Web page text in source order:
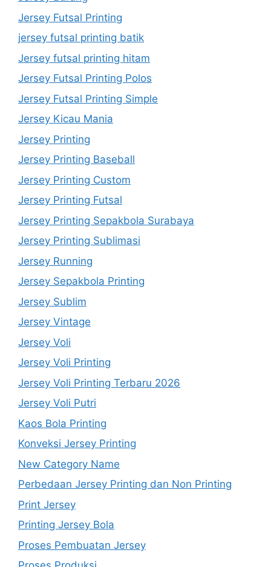
Jersey Futsal Printing
jersey futsal printing batik
Jersey futsal printing hitam
Jersey Futsal Printing Polos
Jersey Futsal Printing Simple
Jersey Kicau Mania
Jersey Printing
Jersey Printing Baseball
Jersey Printing Custom
Jersey Printing Futsal
Jersey Printing Sepakbola Surabaya
Jersey Printing Sublimasi
Jersey Running
Jersey Sepakbola Printing
Jersey Sublim
Jersey Vintage
Jersey Voli
Jersey Voli Printing
Jersey Voli Printing Terbaru 2026
Jersey Voli Putri
Kaos Bola Printing
Konveksi Jersey Printing
New Category Name
Perbedaan Jersey Printing dan Non Printing
Print Jersey
Printing Jersey Bola
Proses Pembuatan Jersey